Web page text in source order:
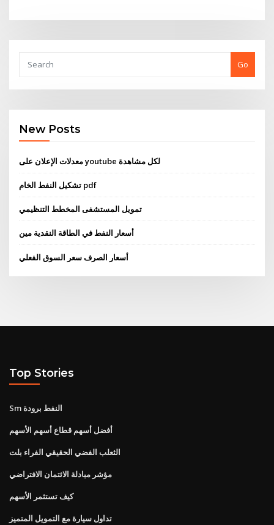
Go
New Posts
معدلات الإعلان على youtube لكل مشاهدة
تشكيل النفط الخام pdf
تمويل المستشفى المخطط التنظيمي
أسعار النفط في الطاقة النقدية مين
أسعار الصرف سعر السوق الفعلي
Top Stories
Sm النفط برودة
أفضل أسهم قطاع أسهم الأسهم
الثعلب الفضي الحقيقي الفراء بلت
مؤشر مبادلة الائتمان الافتراضي
كيف تستثمر الأسهم
تداول سيارة مع التمويل المتميز